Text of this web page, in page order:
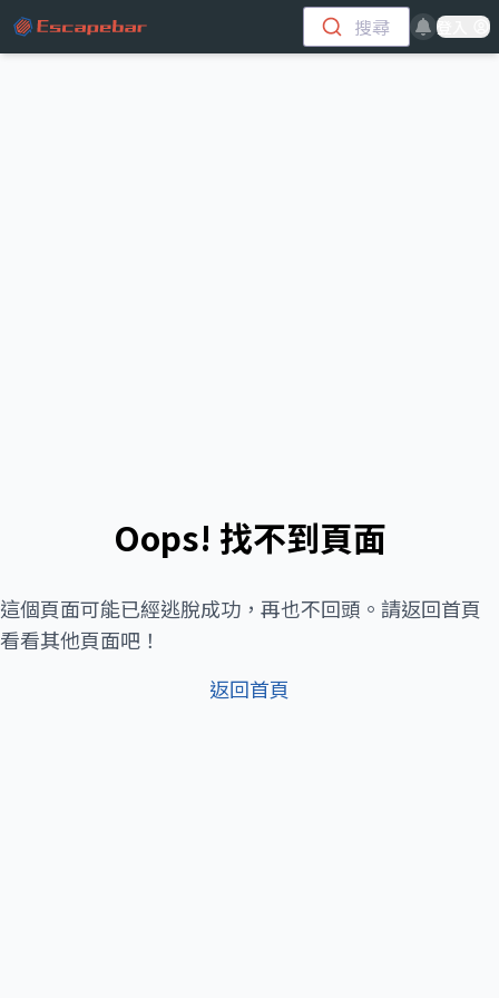
跳至主要內容
搜尋 登入
Oops! 找不到頁面
這個頁面可能已經逃脫成功，再也不回頭。請返回首頁
看看其他頁面吧！
返回首頁